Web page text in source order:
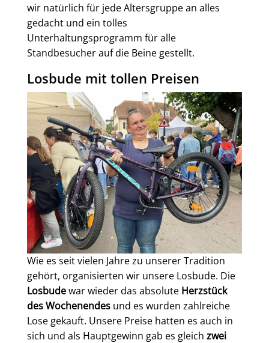
wir natürlich für jede Altersgruppe an alles
gedacht und ein tolles
Unterhaltungsprogramm für alle
Standbesucher auf die Beine gestellt.
Losbude mit tollen Preisen
Wie es seit vielen Jahre zu unserer Tradition
gehört, organisierten wir unsere Losbude. Die
Losbudewar wieder das absolute Herzstück
des Wochenendesund es wurden zahlreiche
Lose gekauft. Unsere Preise hatten es auch in
sich und als Hauptgewinn gab es gleich zwei